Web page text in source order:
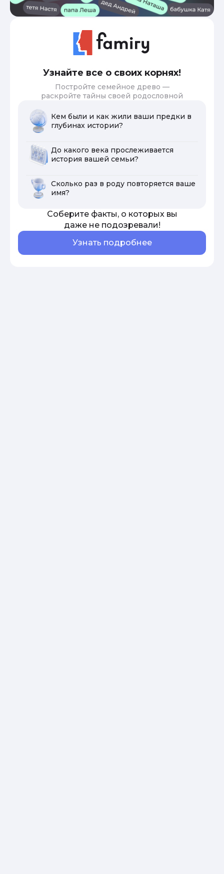
Узнайте все о своих корнях!
Постройте семейное древо —
раскройте тайны своей родословной
Кем были и как жили ваши предки в
глубинах истории?
До какого века прослеживается
история вашей семьи?
Сколько раз в роду повторяется ваше
имя?
Соберите факты, о которых вы
даже не подозревали!
Узнать подробнее